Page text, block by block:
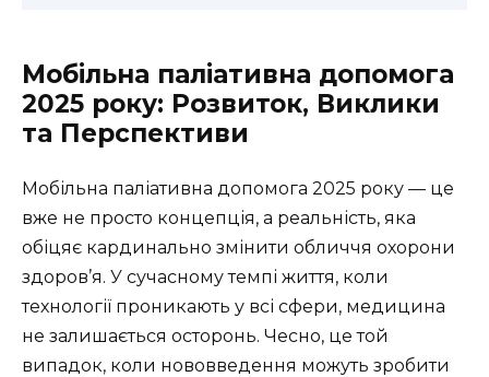
Мобільна паліативна допомога
2025 року: Розвиток, Виклики
та Перспективи
Мобільна паліативна допомога 2025 року — це
вже не просто концепція, а реальність, яка
обіцяє кардинально змінити обличчя охорони
здоров’я. У сучасному темпі життя, коли
технології проникають у всі сфери, медицина
не залишається осторонь. Чесно, це той
випадок, коли нововведення можуть зробити